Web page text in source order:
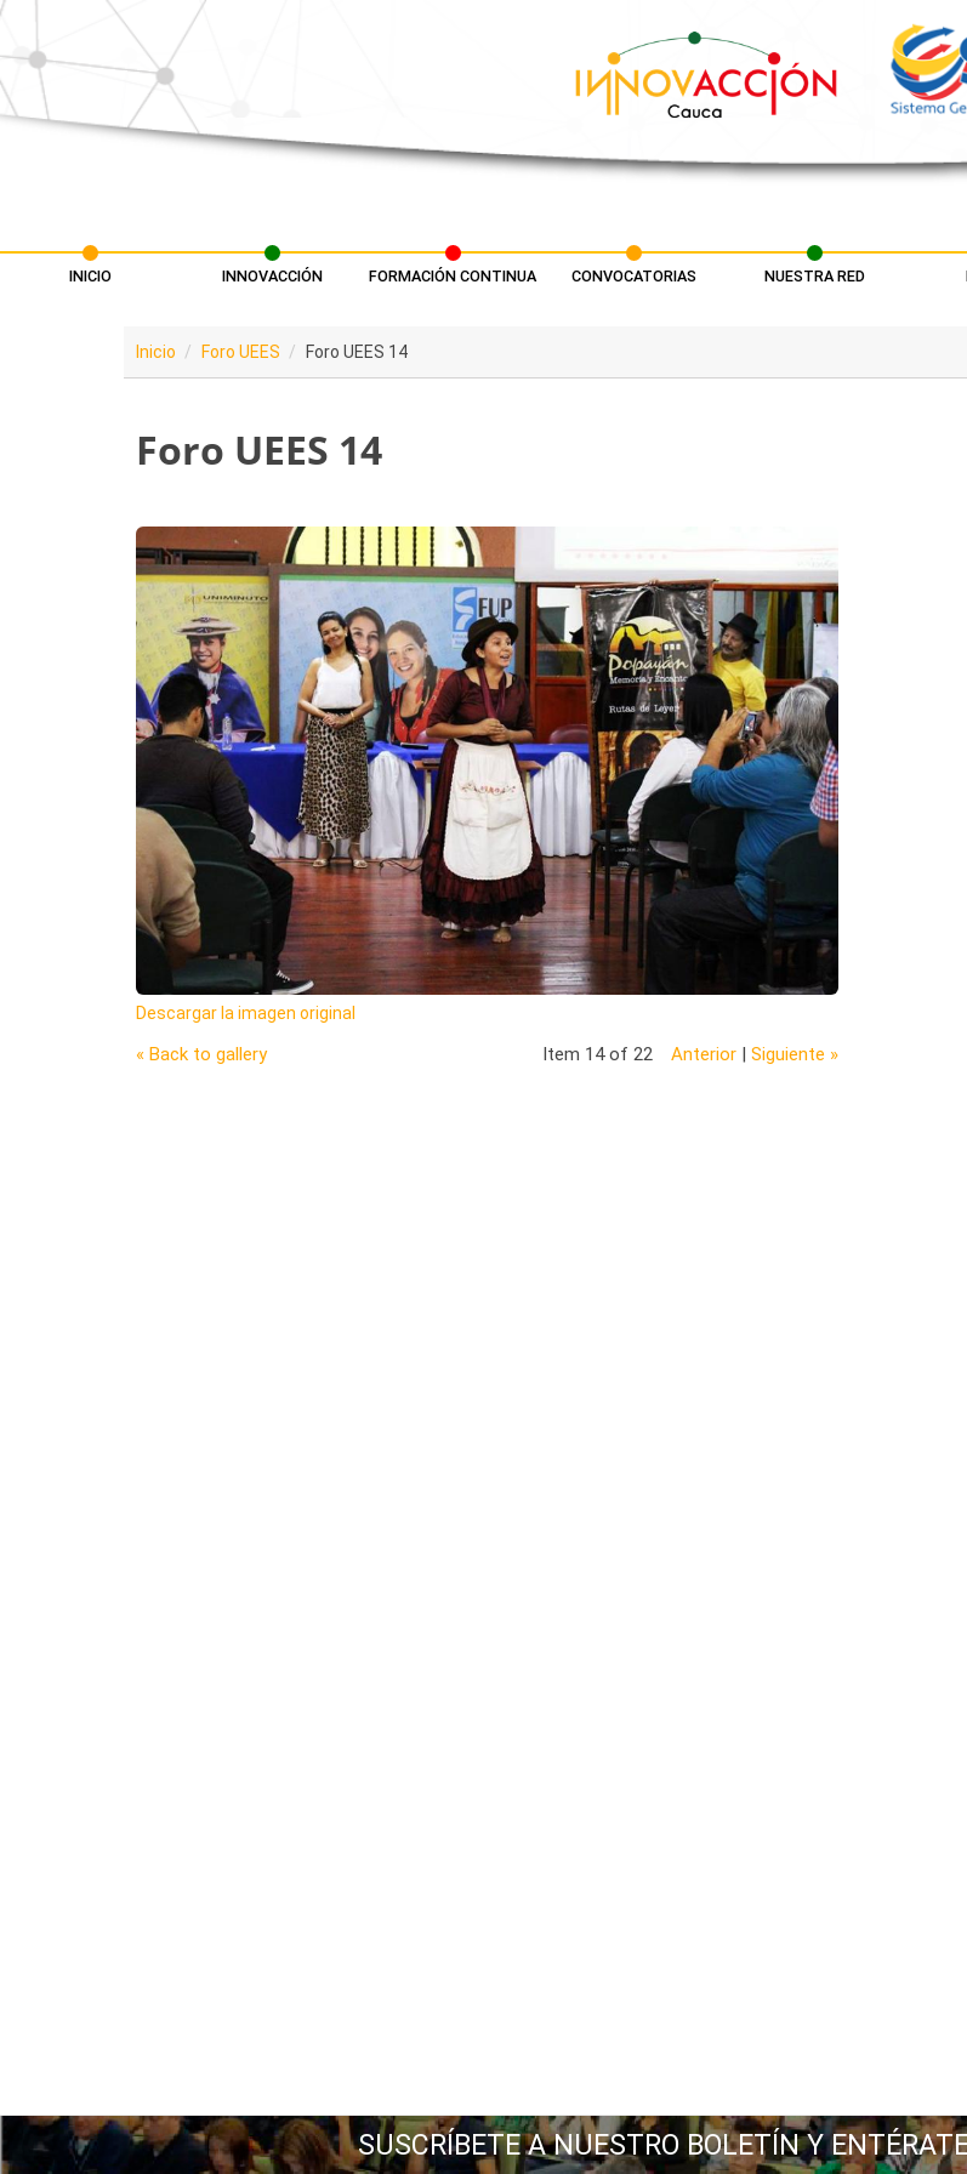
Pasar al contenido principal
INICIO INNOVACCIÓN FORMACIÓN CONTINUA CONVOCATORIAS NUESTRA RED
Inicio Foro UEES Foro UEES 14
Foro UEES 14
Descargar la imagen original
« Back to gallery Item 14 of 22 Anterior |Siguiente »
SUSCRÍBETE A NUESTRO BOLETÍN Y